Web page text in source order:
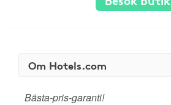
Om Hotels.com
Bästa-pris-garanti!